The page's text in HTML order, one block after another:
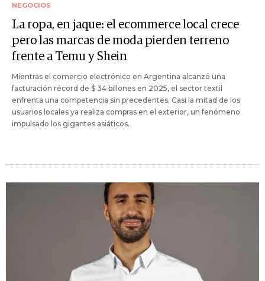
NEGOCIOS
La ropa, en jaque: el ecommerce local crece
pero las marcas de moda pierden terreno
frente a Temu y Shein
Mientras el comercio electrónico en Argentina alcanzó una
facturación récord de $ 34 billones en 2025, el sector textil
enfrenta una competencia sin precedentes. Casi la mitad de los
usuarios locales ya realiza compras en el exterior, un fenómeno
impulsado los gigantes asiáticos.